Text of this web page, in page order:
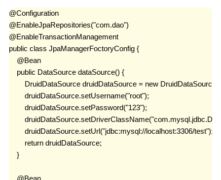
@Configuration
@EnableJpaRepositories("com.dao")
@EnableTransactionManagement
public class JpaManagerFoctoryConfig {
    @Bean
    public DataSource dataSource() {
DruidDataSource druidDataSource = new
        druidDataSource.setUsername("root");
        druidDataSource.setPassword("123");
        druidDataSource.setUrl("jdbc:mysql://localhost:3306/test");
        return druidDataSource;
    }